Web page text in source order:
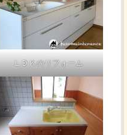
ＬＤＫのリフォーム